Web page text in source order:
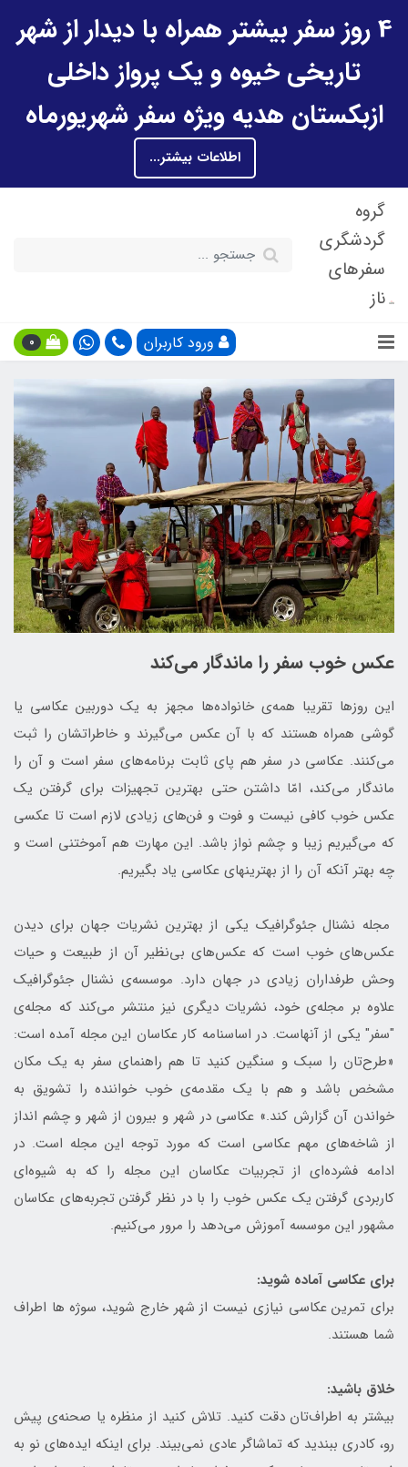
4 روز سفر بیشتر همراه با دیدار از شهر
تاریخی خیوه و یک پرواز داخلی
ازبکستان هدیه ویژه سفر شهریورماه
اطلاعات بیشتر...
گروه
گردشگری
سفرهای
ناز
ورود کاربران 0
عکس خوب سفر را ماندگار می‌کند
این روزها تقریبا همه‌ی خانواده‌ها مجهز به یک دوربین عکاسی یا
گوشی همراه هستند که با آن عکس می‌گیرند و خاطراتشان را ثبت
می‌کنند. عکاسی در سفر هم پای ثابت برنامه‌های سفر است و آن را
ماندگار می‌کند، امّا داشتن حتی بهترین تجهیزات برای گرفتن یک
عکس خوب کافی نیست و فوت و فن‌های زیادی لازم است تا عکسی
که می‌گیریم زیبا و چشم نواز باشد. این مهارت هم آموختنی است و
چه بهتر آنکه آن را از بهترین‎های عکاسی یاد بگیریم.
مجله نشنال جئوگرافیک یکی از بهترین نشریات جهان برای دیدن
عکس‌های خوب است که عکس‌های بی‌نظیر آن از طبیعت و حیات
وحش طرفداران زیادی در جهان دارد. موسسه‌ی نشنال جئوگرافیک
علاوه بر مجله‌ی خود، نشریات دیگری نیز منتشر می‌کند که مجله‌ی
"سفر" یکی از آنهاست. در اساسنامه کار عکاسان این مجله آمده است:
«طرح‌تان را سبک و سنگین کنید تا هم راهنمای سفر به یک مکان
مشخص باشد و هم با یک مقدمه‌ی خوب خواننده را تشویق به
خواندن آن گزارش کند.» عکاسی در شهر و بیرون از شهر و چشم انداز
از شاخه‌های مهم عکاسی است که مورد توجه این مجله‌ است. در
ادامه فشرده‌ای از تجربیات عکاسان این مجله را که به شیوه‌ای
کاربردی گرفتن یک عکس خوب را با در نظر گرفتن تجربه‌های عکاسان
مشهور این موسسه آموزش می‌دهد را مرور می‌کنیم.
برای عکاسی آماده شوید:
برای تمرین عکاسی نیازی نیست از شهر خارج شوید، سوژه ها اطراف
شما هستند.
خلاق باشید:
بیشتر به اطراف‌تان دقت کنید. تلاش کنید از منظره یا صحنه‌ی پیش
رو، کادری ببندید که تماشاگر عادی نمی‌بیند. برای اینکه ایده‌های نو به